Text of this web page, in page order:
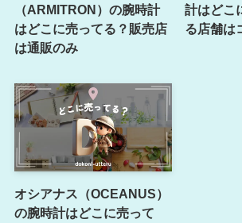
（ARMITRON）の腕時計
はどこに売ってる？販売店
は通販のみ
計はどこ
る店舗は
オシアナス（OCEANUS）
の腕時計はどこに売って